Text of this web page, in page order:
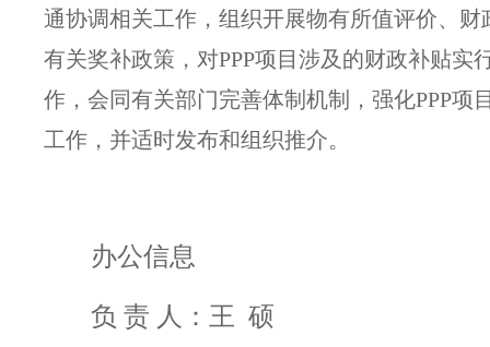
通协调相关工作，组织开展物有所值评价、
有关奖补政策，对PPP项目涉及的财政补贴实
作，会同有关部门完善体制机制，强化PPP
工作，并适时发布和组织推介。
办公信息
负 责 人：王 硕